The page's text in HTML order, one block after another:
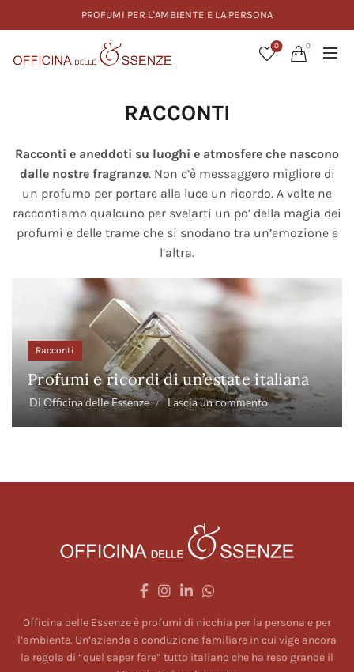
PROFUMI PER L'AMBIENTE E LA PERSONA
0 0
RACCONTI
Racconti e aneddoti su luoghi e atmosfere che nascono
dalle nostre fragranze. Non c’è messaggero migliore di
un profumo per portare alla luce un ricordo. A volte ne
raccontiamo qualcuno per svelarti un po’ della magia dei
profumi e delle trame che si snodano tra un’emozione e
l’altra.
Racconti
Profumi e ricordi di un’estate italiana
Di Officina delle Essenze Lascia un commento
Officina delle Essenze è profumi di nicchia per la persona e per
l’ambiente. Un’azienda a conduzione familiare in cui vige ancora
la regola di “quel saper fare” tutto italiano che ha reso grande il